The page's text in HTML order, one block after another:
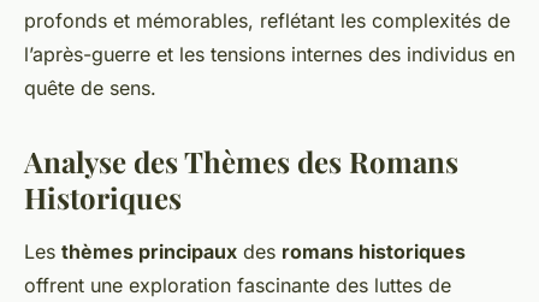
profonds et mémorables, reflétant les complexités de
l’après-guerre et les tensions internes des individus en
quête de sens.
Analyse des Thèmes des Romans
Historiques
Les thèmes principaux des romans historiques
offrent une exploration fascinante des luttes de